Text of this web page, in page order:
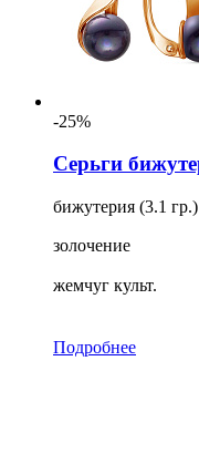
-25%
Серьги
бижутерия (3.1 гр.)
золочение
жемчуг культ.
Подробнее